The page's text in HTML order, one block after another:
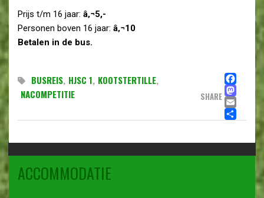
Prijs t/m 16 jaar: â‚¬5,-
Personen boven 16 jaar: â‚¬10
Betalen in de bus.
BUSREIS, HJSC 1, KOOTSTERTILLE,
NACOMPETITIE
SHARE
ACCOMMODATIE